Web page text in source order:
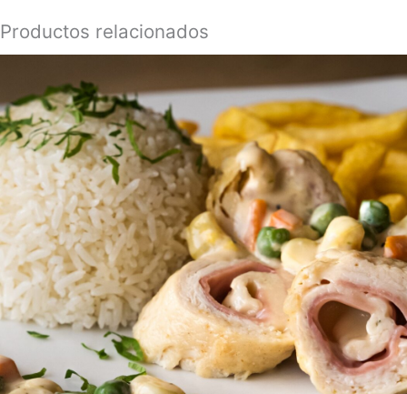
Productos relacionados